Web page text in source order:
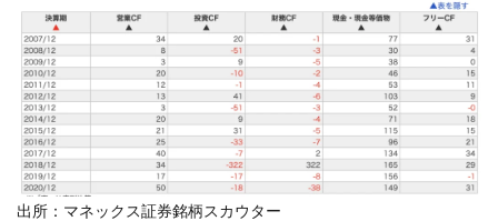
出所：マネックス証券銘柄スカウター